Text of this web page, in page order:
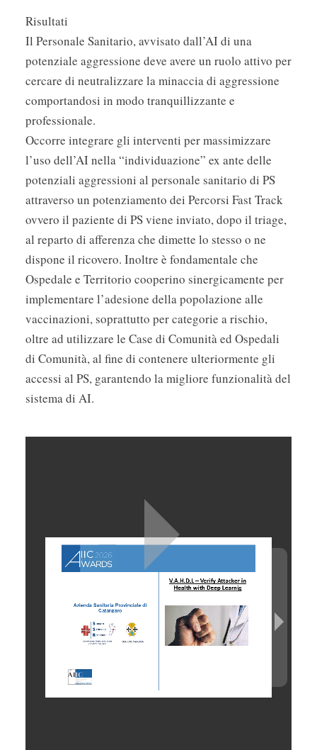
Risultati
Il Personale Sanitario, avvisato dall’AI di una
potenziale aggressione deve avere un ruolo attivo per
cercare di neutralizzare la minaccia di aggressione
comportandosi in modo tranquillizzante e
professionale.
Occorre integrare gli interventi per massimizzare
l’uso dell’AI nella “individuazione” ex ante delle
potenziali aggressioni al personale sanitario di PS
attraverso un potenziamento dei Percorsi Fast Track
ovvero il paziente di PS viene inviato, dopo il triage,
al reparto di afferenza che dimette lo stesso o ne
dispone il ricovero. Inoltre è fondamentale che
Ospedale e Territorio cooperino sinergicamente per
implementare l’adesione della popolazione alle
vaccinazioni, soprattutto per categorie a rischio,
oltre ad utilizzare le Case di Comunità ed Ospedali
di Comunità, al fine di contenere ulteriormente gli
accessi al PS, garantendo la migliore funzionalità del
sistema di AI.